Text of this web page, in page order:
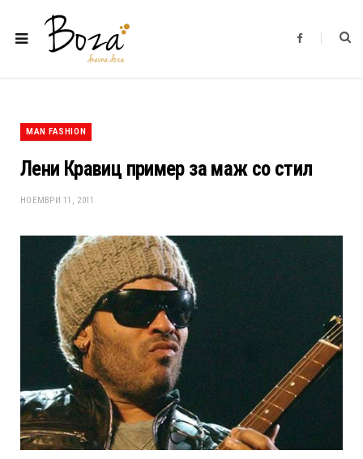
F
b
MAN FASHION
Лени Кравиц пример за маж со стил
НОЕМВРИ 11, 2011